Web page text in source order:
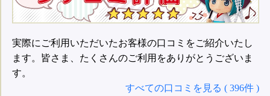
実際にご利用いただいたお客様の口コミをご紹介いたし
ます。皆さま、たくさんのご利用をありがとうございま
す。
すべての口コミを見る ( 396件 )